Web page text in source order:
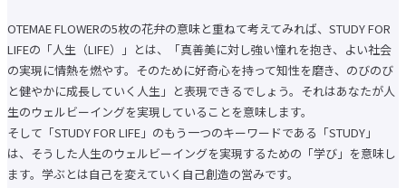
就職・キャリアトップ
就職・キャリア支援
進路データ
留学生への就職支援
卒業生の就職相談受付
就職関連Webサイトリンク集
求人の申し込みについて
OTEMAE FLOWERの5枚の花弁の意味と重ねて考えてみれば、STUDY FOR
LIFEの「人生（LIFE）」とは、「真善美に対し強い憧れを抱き、よい社会
の実現に情熱を燃やす。そのために好奇心を持って知性を磨き、のびのび
と健やかに成長していく人生」と表現できるでしょう。それはあなたが人
生のウェルビーイングを実現していることを意味します。
そして「STUDY FOR LIFE」のもう一つのキーワードである「STUDY」
は、そうした人生のウェルビーイングを実現するための「学び」を意味し
ます。学ぶとは自己を変えていく自己創造の営みです。